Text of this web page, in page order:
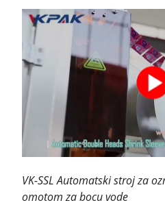
VK-SSL Automatski stroj za
omotom za bocu vode